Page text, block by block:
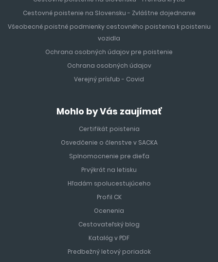
Cestovné poistenie na Slovensku - Zvláštne dojednanie
Všeobecné poistné podmienky cestovného poistenia k poisteniu
vozidla
Ochrana osobných údajov pre poistenie
Ochrana osobných údajov
Verejný prísľub - Covid
Mohlo by Vás zaujímať
Certifikát poistenia
Osvedčenie o členstve v SACKA
Splnomocnenie pre dieťa
Prvýkrát na letisku
Hľadám spolucestujúceho
Profil CK
Ocenenia
Cestovateľský blog
Katalóg v PDF
Predbežný letový poriadok